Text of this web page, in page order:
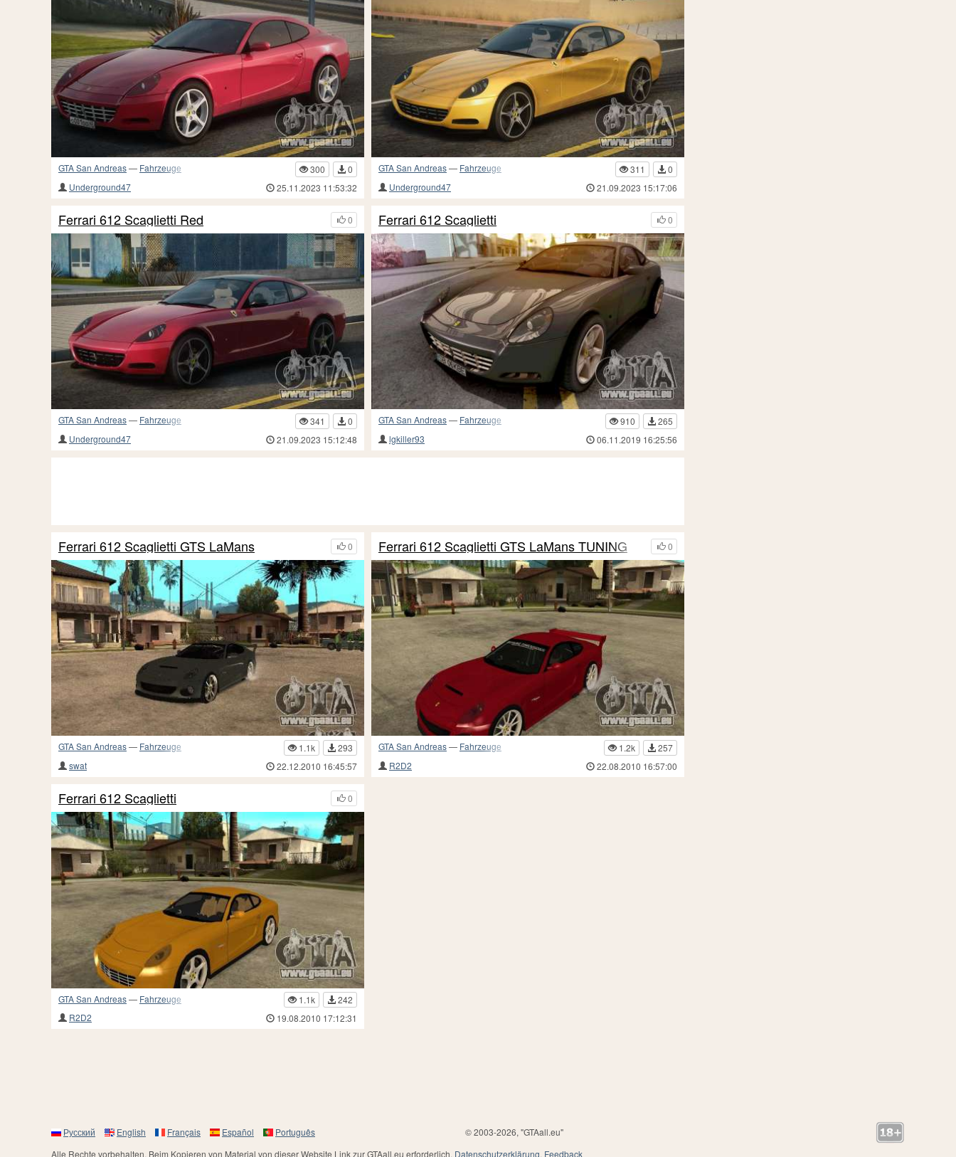
GTA San Andreas— Fahrzeuge 300
0
Underground47
25.11.2023 11:53:32
GTA San Andreas— Fahrzeuge 311
0
Underground47
21.09.2023 15:17:06
0
Ferrari 612 Scaglietti Red
GTA San Andreas— Fahrzeuge 341
0
Underground47
21.09.2023 15:12:48
0
Ferrari 612 Scaglietti
GTA San Andreas— Fahrzeuge 910
265
lgkiller93
06.11.2019 16:25:56
0
Ferrari 612 Scaglietti GTS LaMans
GTA San Andreas— Fahrzeuge 1.1k
293
swat
22.12.2010 16:45:57
0
Ferrari 612 Scaglietti GTS LaMans TUNING
GTA San Andreas— Fahrzeuge 1.2k
257
R2D2
22.08.2010 16:57:00
0
Ferrari 612 Scaglietti
GTA San Andreas— Fahrzeuge 1.1k
242
R2D2
19.08.2010 17:12:31
Русский English Français Español Português
© 2003-2026, "GTAall.eu"
Alle Rechte vorbehalten. Beim Kopieren von Material von dieser Website Link zur GTAall.eu erforderlich. Datenschutzerklärung. Feedback